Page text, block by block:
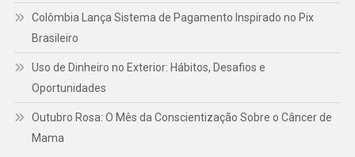
Colômbia Lança Sistema de Pagamento Inspirado no Pix
Brasileiro
Uso de Dinheiro no Exterior: Hábitos, Desafios e
Oportunidades
Outubro Rosa: O Mês da Conscientização Sobre o Câncer de
Mama